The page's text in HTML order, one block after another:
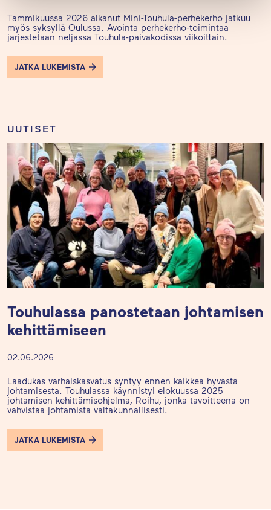
Tammikuussa 2026 alkanut Mini-Touhula-perhekerho jatkuu
myös syksyllä Oulussa. Avointa perhekerho-toimintaa
järjestetään neljässä Touhula-päiväkodissa viikoittain.
JATKA LUKEMISTA
UUTISET
Touhulassa panostetaan johtamisen
kehittämiseen
02.06.2026
Laadukas varhaiskasvatus syntyy ennen kaikkea hyvästä
johtamisesta. Touhulassa käynnistyi elokuussa 2025
johtamisen kehittämisohjelma, Roihu, jonka tavoitteena on
vahvistaa johtamista valtakunnallisesti.
JATKA LUKEMISTA